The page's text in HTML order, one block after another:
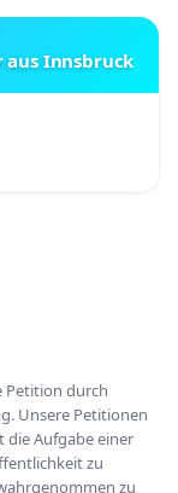
Innsbruck
Petition durch
Unsere Petitionen
die Aufgabe einer
zu
zu